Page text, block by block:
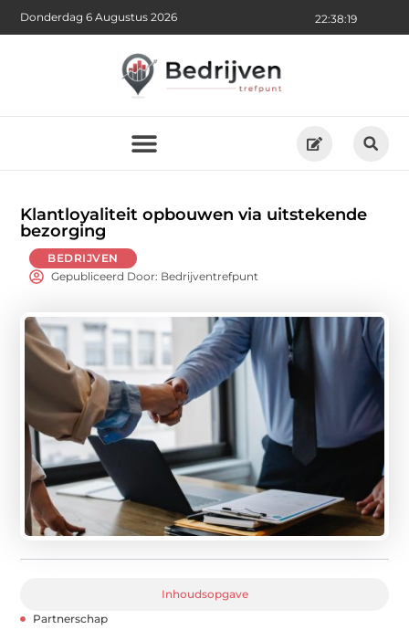
22:38:21
Donderdag 6 Augustus 2026
Klantloyaliteit opbouwen via uitstekende
bezorging
BEDRIJVEN
Gepubliceerd Door: Bedrijventrefpunt
Inhoudsopgave
Partnerschap